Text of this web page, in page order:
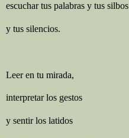
escuchar tus palabras y tus silbos
y tus silencios.
Leer en tu mirada,
interpretar los gestos
y sentir los latidos